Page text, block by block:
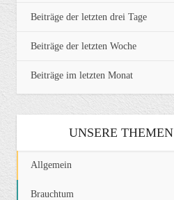
Beiträge der letzten drei Tage
Beiträge der letzten Woche
Beiträge im letzten Monat
UNSERE THEMEN
Allgemein
Brauchtum